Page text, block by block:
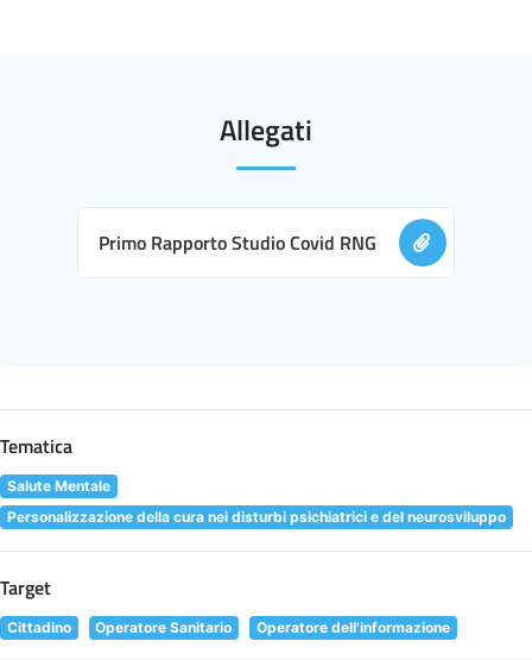
Allegati
Primo Rapporto Studio Covid RNG
Tematica
Salute Mentale
Personalizzazione della cura nei disturbi psichiatrici e del neurosviluppo
Target
Cittadino Operatore Sanitario Operatore dell'informazione